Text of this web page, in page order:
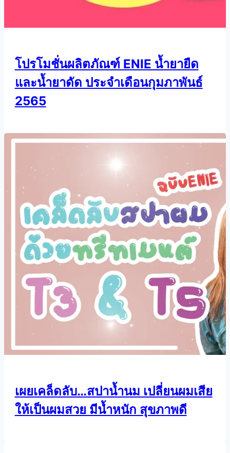
โปรโมชั่นผลิตภัณฑ์ ENIE น้ำยายืด
และน้ำยาดัด ประจำเดือนกุมภาพันธ์
2565
เผยเคล็ดลับ…สปาน้ำนม เปลี่ยนผมเสีย
ให้เป็นผมสวย มีน้ำหนัก สุขภาพดี